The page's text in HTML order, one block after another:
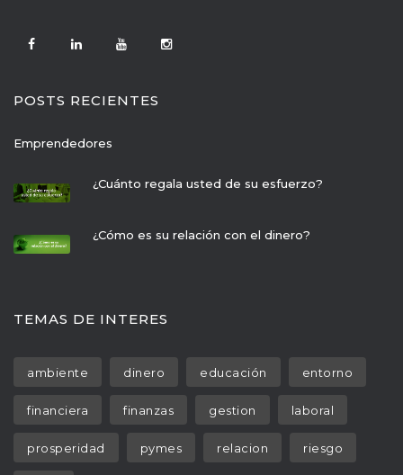
POSTS RECIENTES
Emprendedore
¿Cuánto regala usted de su esfuerzo?
¿Cómo es su relación con el dinero?
TEMAS DE INTERES
ambiente dinero educación entorno
financiera finanza gestion laboral
prosperidad pyme relacion riesgo